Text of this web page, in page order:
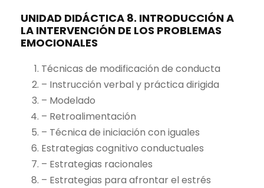
UNIDAD DIDÁCTICA 8. INTRODUCCIÓN A
LA INTERVENCIÓN DE LOS PROBLEMAS
EMOCIONALES
Técnicas de modificación de conducta
– Instrucción verbal y práctica dirigida
– Modelado
– Retroalimentación
– Técnica de iniciación con iguales
Estrategias cognitivo conductuales
– Estrategias racionales
– Estrategias para afrontar el estrés